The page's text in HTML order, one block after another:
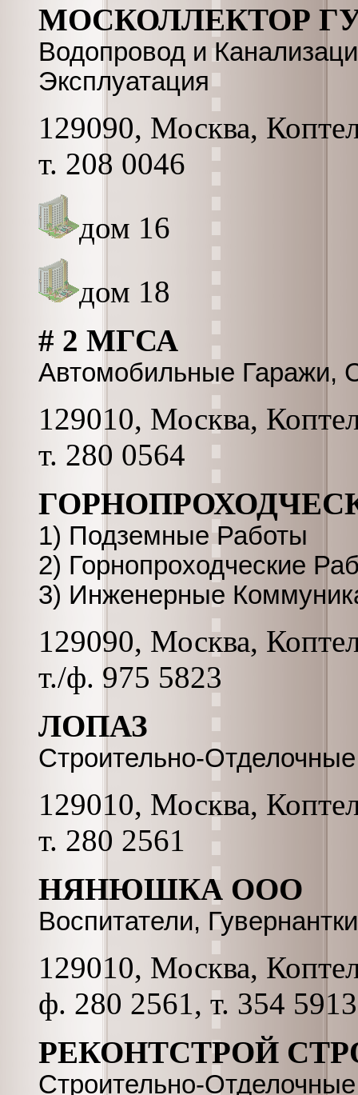
МОСКОЛЛЕКТОР
Водопровод и
Эксплуатация
129090, Москва,
т. 208 0046
дом 16
дом 18
# 2 МГСА
Автомобильные Гаражи,
129010, Москва,
т. 280 0564
1) Подземные Работы
2) Горнопроходческие
3) Инженерные
129090, Москва,
т./ф. 975 5823
ЛОПАЗ
Строительно-
129010, Москва,
т. 280 2561
НЯНЮШКА ООО
Воспитатели,
129010, Москва,
ф. 280 2561, т. 354 5913
РЕКОНТСТРОЙ
Строительно-